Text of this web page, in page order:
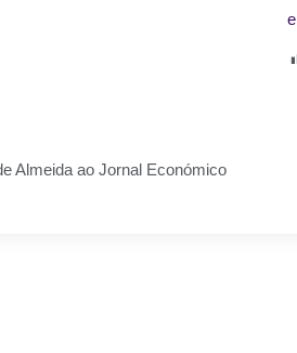
Almeida ao Jornal Económico